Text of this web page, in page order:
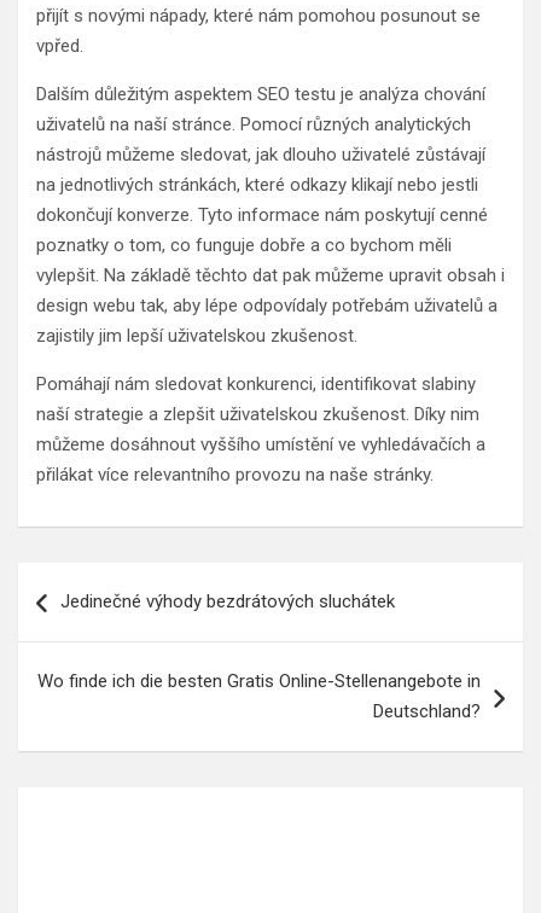
přijít s novými nápady, které nám pomohou posunout se
vpřed.
Dalším důležitým aspektem SEO testu je analýza chování
uživatelů na naší stránce. Pomocí různých analytických
nástrojů můžeme sledovat, jak dlouho uživatelé zůstávají
na jednotlivých stránkách, které odkazy klikají nebo jestli
dokončují konverze. Tyto informace nám poskytují cenné
poznatky o tom, co funguje dobře a co bychom měli
vylepšit. Na základě těchto dat pak můžeme upravit obsah i
design webu tak, aby lépe odpovídaly potřebám uživatelů a
zajistily jim lepší uživatelskou zkušenost.
Pomáhají nám sledovat konkurenci, identifikovat slabiny
naší strategie a zlepšit uživatelskou zkušenost. Díky nim
můžeme dosáhnout vyššího umístění ve vyhledávačích a
přilákat více relevantního provozu na naše stránky.
proJedinečné výhody bezdrátových sluchátek
Wo finde ich die besten Gratis Online-Stellenangebote in
Deutschland?